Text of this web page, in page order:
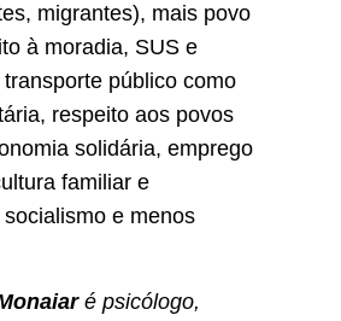
migrantes), mais povo
à moradia, SUS e
público como
respeito aos povos
solidária, emprego
familiar e
e menos
é psicólogo,